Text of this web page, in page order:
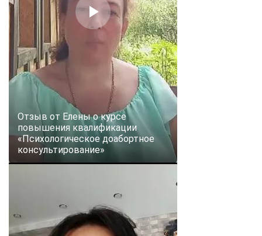
Отзыв от Елены о курсе
повышения квалификации
«Психологическое доабортное
консультирование»
Мессенджеры
Свяжитесь с нами через любой удобный мессенджер!
WhatsApp
Vkontakte EMail
Max